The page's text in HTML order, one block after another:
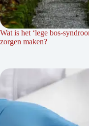
Wat is het ‘lege bos-
zorgen maken?